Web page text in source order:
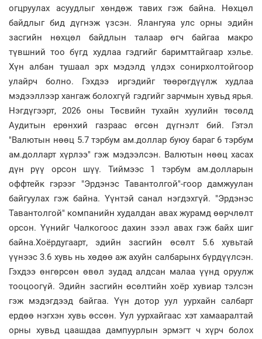
огцруулах асуудлыг хөндөж тавих гэж байна. Нөхцөл
байдлыг бид дүгнэж үзсэн. Ялангуяа улс орны эдийн
засгийн нөхцөл байдлын талаар өгч байгаа макро
түвшний тоо бүгд худлаа гэдгийг баримттайгаар хэлье.
Хүн албан тушаал эрх мэдэлд үлдэх сонирхолтойгоор
улайрч болно. Гэхдээ иргэдийг төөрөгдүүлж худлаа
мэдээллээр хангаж болохгүй гэдгийг зарчмын хувьд ярья.
Нэгдүгээрт, 2026 оны Төсвийн тухайн хуулийн төсөлд
Аудитын ерөнхий газраас өгсөн дүгнэлт бий. Гэтэл
"Валютын нөөц 5.7 тэрбум ам.доллар буюу бараг 6 тэрбум
ам.долларт хүрлээ" гэж мэдээлсэн. Валютын нөөц хасах
дүн рүү орсон шүү. Тиймээс 1 тэрбум ам.долларын
оффтейк гэрээг "Эрдэнэс Тавантолгой"-гоор дамжуулан
байгуулах гэж байна. Үүнтэй санал нэгдэхгүй. "Эрдэнэс
Тавантолгой" компанийн худалдан авах журамд өөрчлөлт
орсон. Үүнийг Чалкогоос дахин зээл авах гэж байх шиг
байна.Хоёрдугаарт, эдийн засгийн өсөлт 5.6 хувьтай
үүнээс 3.6 хувь нь хөдөө аж ахуйн салбарынх бүрдүүлсэн.
Гэхдээ өнгөрсөн өвөл зудад алдсан малаа үүнд оруулж
тооцоогүй. Эдийн засгийн өсөлтийн хоёр хувиар тэлсэн
гэж мэдэгдээд байгаа. Үүн дотор уул уурхайн салбарт
ердөө нэгхэн хувь өссөн. Уул уурхайгаас хэт хамааралтай
орны хувьд цаашдаа дампуурлын эрмэгт ч хүрч болох